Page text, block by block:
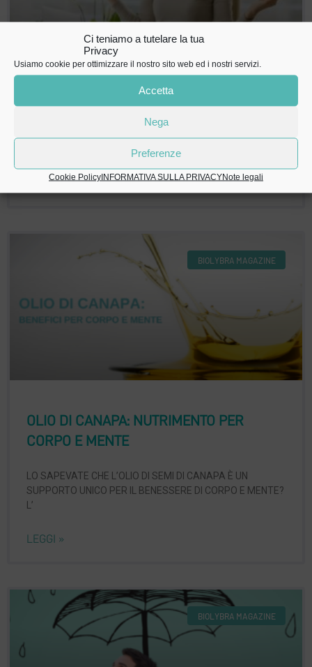
Ci teniamo a tutelare la tua
Privacy
Usiamo cookie per ottimizzare il nostro sito web ed i nostri servizi.
Accetta
Nega
Preferenze
Cookie PolicyINFORMATIVA SULLA PRIVACYNote legali
STRESS: cos’è e quali sono i sintomi? Come riconoscere lo
stress? Al rientro dalle ferie è sempre un dilemma: quale
LEGGI »
BIOLYBRA MAGAZINE
OLIO DI CANAPA: NUTRIMENTO PER
CORPO E MENTE
LO SAPEVATE CHE L’OLIO DI SEMI DI CANAPA È UN
SUPPORTO UNICO PER IL BENESSERE DI CORPO E MENTE?
L’
LEGGI »
BIOLYBRA MAGAZINE